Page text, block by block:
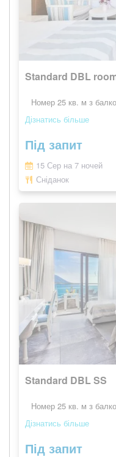
Standard DBL
Номер 25 кв. м з
Дізнатись більше
Під запит
15 Сер на 7 ночей
Сніданок
Standard DBL SS
Номер 25 кв. м з
Дізнатись більше
Під запит